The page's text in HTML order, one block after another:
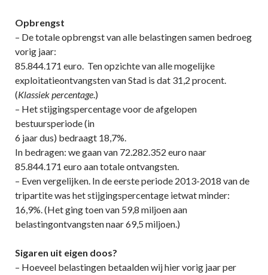
Opbrengst
– De totale opbrengst van alle belastingen samen bedroeg
vorig jaar:
85.844.171 euro. Ten opzichte van alle mogelijke
exploitatieontvangsten van Stad is dat 31,2 procent.
(Klassiek percentage.)
– Het stijgingspercentage voor de afgelopen
bestuursperiode (in
6 jaar dus) bedraagt 18,7%.
In bedragen: we gaan van 72.282.352 euro naar
85.844.171 euro aan totale ontvangsten.
– Even vergelijken. In de eerste periode 2013-2018 van de
tripartite was het stijgingspercentage ietwat minder:
16,9%. (Het ging toen van 59,8 miljoen aan
belastingontvangsten naar 69,5 miljoen.)
Sigaren uit eigen doos?
– Hoeveel belastingen betaalden wij hier vorig jaar per